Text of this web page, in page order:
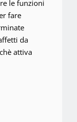
le funzioni
fare
da
attiva